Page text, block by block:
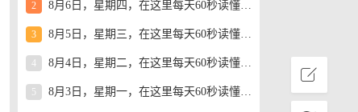
2 8月6日，星期四，在这里每天60秒读懂世界！
3 8月5日，星期三，在这里每天60秒读懂世界！
4 8月4日，星期二，在这里每天60秒读懂世界！
5 8月3日，星期一，在这里每天60秒读懂世界！